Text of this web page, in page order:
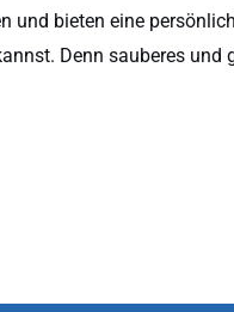
und bieten eine
Denn sauberes und